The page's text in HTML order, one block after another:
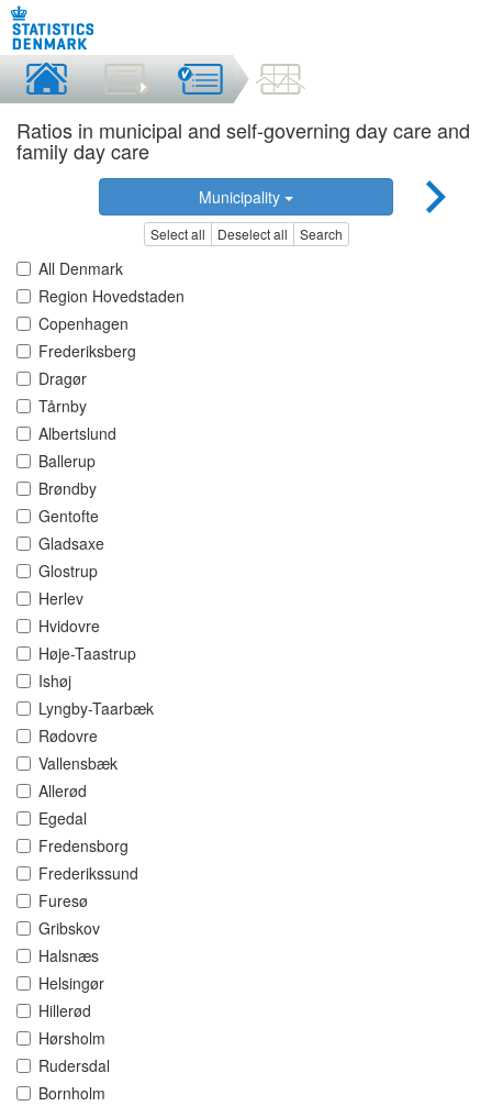
Ratios in municipal and self-governing day care and
family day care
Municipality
Select all Deselect all Search
All Denmark
Region Hovedstaden
Copenhagen
Frederiksberg
Dragør
Tårnby
Albertslund
Ballerup
Brøndby
Gentofte
Gladsaxe
Glostrup
Herlev
Hvidovre
Høje-Taastrup
Ishøj
Lyngby-Taarbæk
Rødovre
Vallensbæk
Allerød
Egedal
Fredensborg
Frederikssund
Furesø
Gribskov
Halsnæs
Helsingør
Hillerød
Hørsholm
Rudersdal
Bornholm